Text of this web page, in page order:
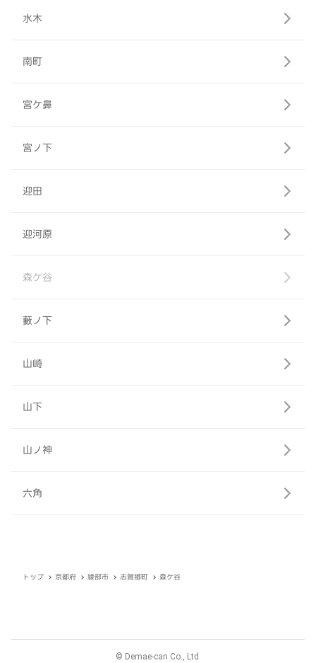
水木
南町
宮ケ鼻
宮ノ下
迎田
迎河原
森ケ谷
藪ノ下
山崎
山下
山ノ神
六角
トップ 京都府 綾部市 志賀郷町 森ケ谷
© Demae-can Co., Ltd.